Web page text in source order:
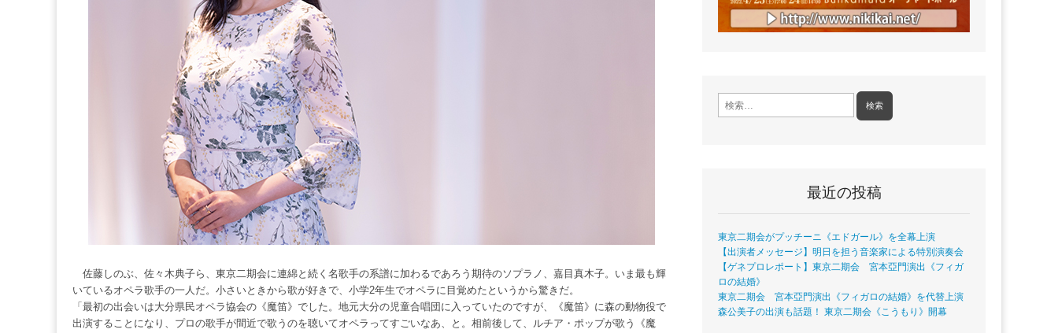
佐藤しのぶ、佐々木典子ら、東京二期会に連綿と続く名歌手の系譜に加わるであろう期待のソプラノ、嘉目真木子。いま最も輝
いているオペラ歌手の一人だ。小さいときから歌が好きで、小学2年生でオペラに目覚めたというから驚きだ。
「最初の出会いは大分県民オペラ協会の《魔笛》でした。地元大分の児童合唱団に入っていたのですが、《魔笛》に森の動物役で
出演することになり、プロの歌手が間近で歌うのを聴いてオペラってすごいなあ、と。相前後して、ルチア・ポップが歌う《魔
索:
最近の投稿
東京二期会がプッチーニ《エドガール》を全幕上演
【出演者メッセージ】明日を担う音楽家による特別演奏会
【ゲネプロレポート】東京二期会 宮本亞門演出《フィガ
ロの結婚》
東京二期会 宮本亞門演出《フィガロの結婚》を代替上演
森公美子の出演も話題！ 東京二期会《こうもり》開幕